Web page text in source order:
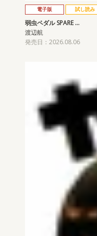
電子版 試し読み
弱虫ペダル SPARE …
渡辺航
発売日：2026.08.06